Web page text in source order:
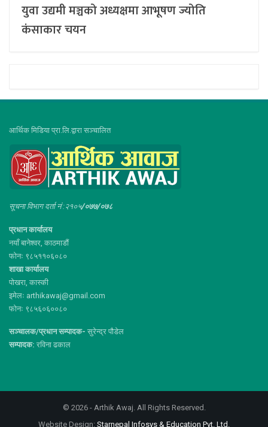
युवा उद्यमी मञ्चको अध्यक्षमा आभूषण ज्योति
कंसाकार चयन
आर्थिक मिडिया प्रा.लि.द्वारा सञ्चालित
सूचना विभाग दर्ता नं :२१०५/०७७/०७८
प्रधान कार्यालय
नयाँ बानेश्वर, काठमाडौं
फोनः ९८५११०६०८०
शाखा कार्यालय
पोखरा, कास्की
इमेलः arthikawaj@gmail.com
फोनः ९८५६०६००८०
सञ्चालक/प्रधान सम्पादक- सुरेन्द्र पौडेल
सम्पादक: रविना ढकाल
© 2026 - Arthik Awaj. All Rights Reserved.
Website Design: Starnepal Infosys & Education Pvt. Ltd.